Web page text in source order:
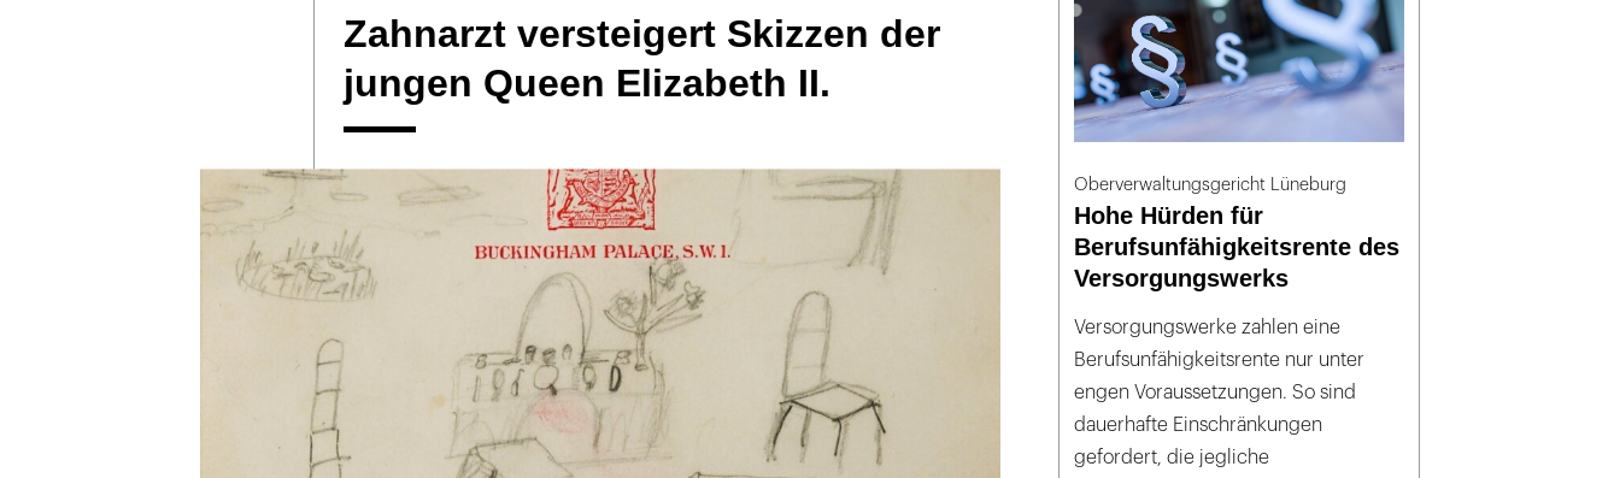
Zahnarzt versteigert Skizzen der
jungen Queen Elizabeth II.
Oberverwaltungsgericht Lüneburg
Hohe Hürden für
Berufsunfähigkeitsrente des
Versorgungswerks
Versorgungswerke zahlen eine
Berufsunfähigkeitsrente nur unter
engen Voraussetzungen. So sind
dauerhafte Einschränkungen
gefordert, die jegliche